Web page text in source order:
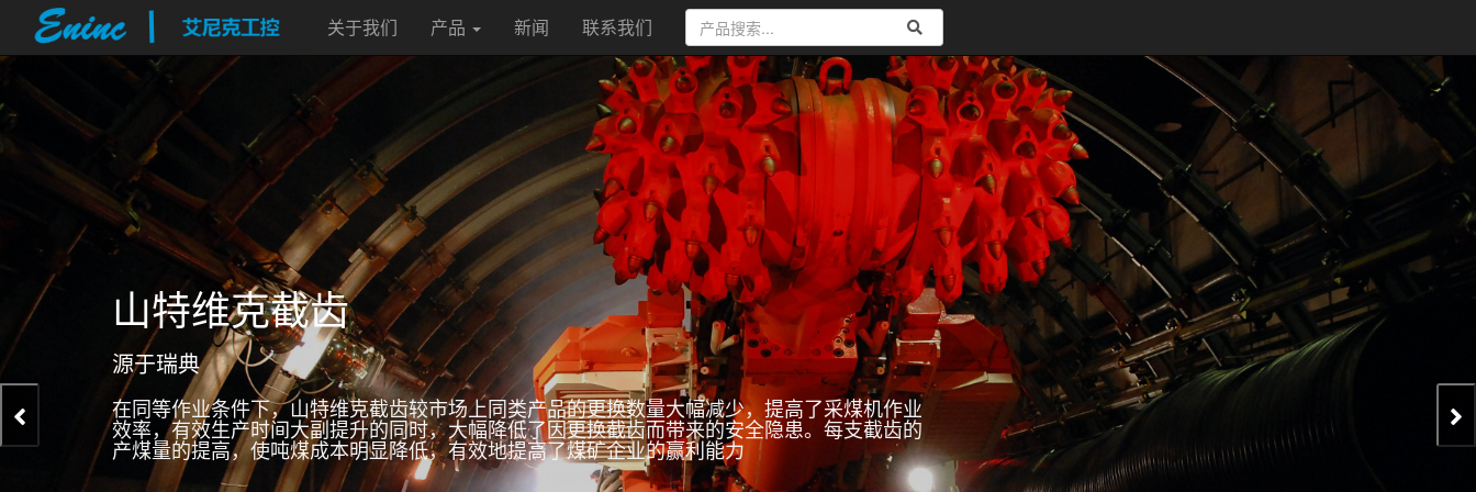
关于我们 产品 新闻 联系我们
山特维克截齿
源于瑞典
在同等作业条件下，山特维克截齿较市场上同类产品的更换数量大幅减少，提高了采煤机作业
效率，有效生产时间大副提升的同时，大幅降低了因更换截齿而带来的安全隐患。每支截齿的
产煤量的提高，使吨煤成本明显降低，有效地提高了煤矿企业的赢利能力